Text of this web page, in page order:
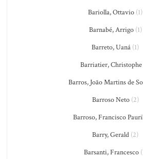
Bariolla, Ottavio (1)
Barnabé, Arrigo(1)
Barreto, Uaná (1)
Barriatier, Christophe
Barros, João Martins de
Barroso Neto(2)
Barroso, Francisco
Barry, Gerald (2)
Barsanti, Francesco